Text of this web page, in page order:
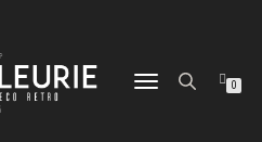
DÉPLIER
0